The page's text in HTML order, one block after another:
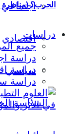
اجتماعي
اقتصادي
سياسي
الحرب؟ (مناظرة
دراسات
جميع
دراسة
دراسة
دراسة